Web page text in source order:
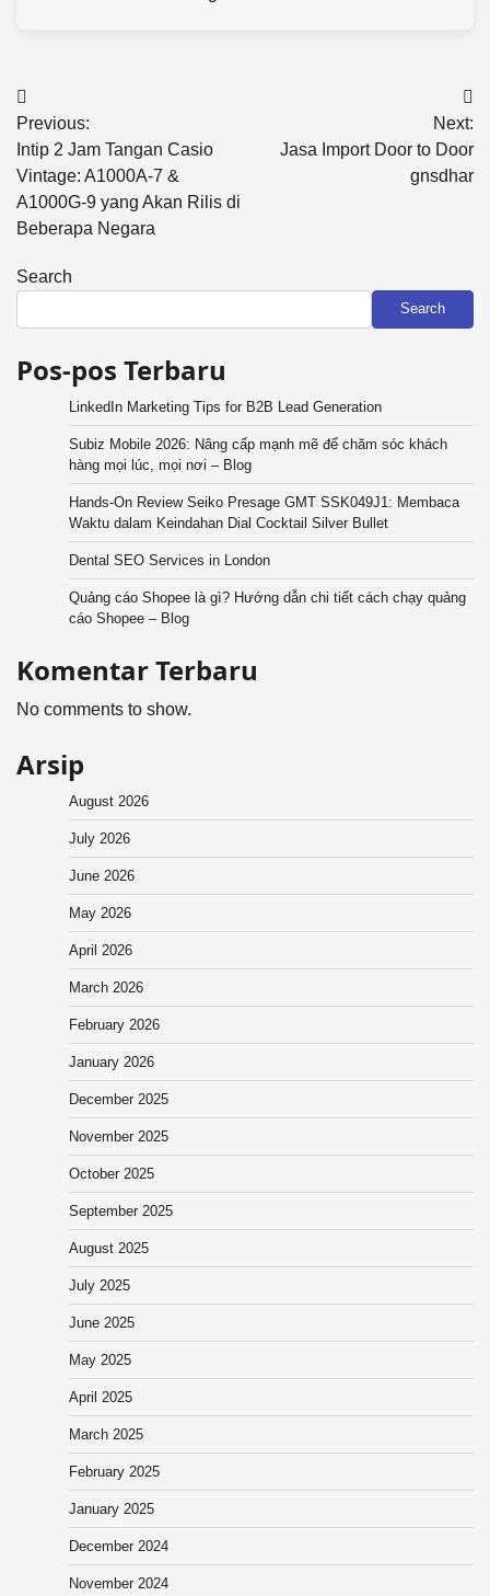
Post
navigation
Previous:
Intip 2 Jam Tangan Casio
Vintage: A1000A-7 &
A1000G-9 yang Akan Rilis di
Beberapa Negara
Next:
Jasa Import Door to Door
gnsdhar
Search
Search
Pos-pos Terbaru
LinkedIn Marketing Tips for B2B Lead Generation
Subiz Mobile 2026: Nâng cấp mạnh mẽ để chăm sóc khách
hàng mọi lúc, mọi nơi – Blog
Hands-On Review Seiko Presage GMT SSK049J1: Membaca
Waktu dalam Keindahan Dial Cocktail Silver Bullet
Dental SEO Services in London
Quảng cáo Shopee là gì? Hướng dẫn chi tiết cách chạy quảng
cáo Shopee – Blog
Komentar Terbaru
No comments to show.
Arsip
August 2026
July 2026
June 2026
May 2026
April 2026
March 2026
February 2026
January 2026
December 2025
November 2025
October 2025
September 2025
August 2025
July 2025
June 2025
May 2025
April 2025
March 2025
February 2025
January 2025
December 2024
November 2024